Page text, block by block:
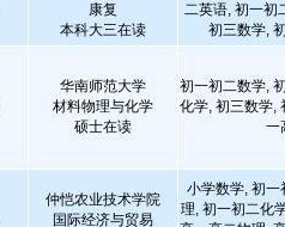
康复
本科大三在读
二英语, 初一初
初三数学,
华南师范大学
材料物理与化学
硕士在读
初一初二数学,
化学, 初三数学,
一
仲恺农业技术学院
国际经济与贸易
小学数学, 初一
理, 初一初二化